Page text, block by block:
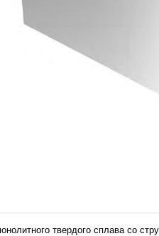
твердого сплава со